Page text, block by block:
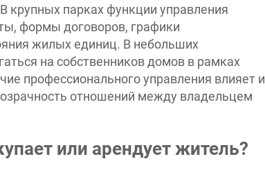
крупных парках функции управления
формы договоров, графики
жилых единиц. В небольших
на собственников домов в рамках
профессионального управления влияет и
отношений между владельцем
или арендует житель?